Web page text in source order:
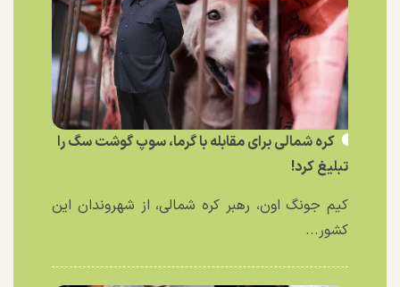
کره شمالی برای مقابله با گرما، سوپ گوشت سگ را
تبلیغ کرد!
کیم جونگ اون، رهبر کره شمالی، از شهروندان این
کشور...